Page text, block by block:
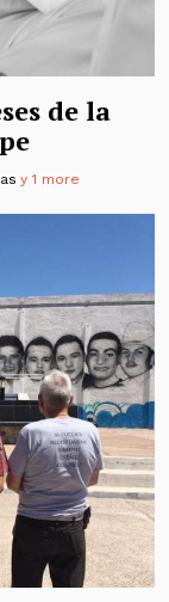
de la
y 1 more